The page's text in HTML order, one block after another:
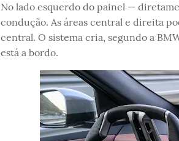
No lado esquerdo do painel —
condução. As áreas central e direita
central. O sistema cria, segundo a
está a bordo.